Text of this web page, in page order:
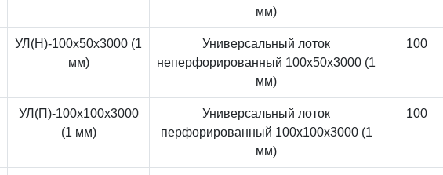
мм)
УЛ(Н)-100x50x3000 (1
мм)
Универсальный лоток
неперфорированный 100x50x3000 (1
мм)
100
УЛ(П)-100x100x3000
(1 мм)
Универсальный лоток
перфорированный 100x100x3000 (1
мм)
100